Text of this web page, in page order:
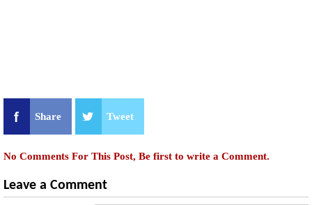
Share Tweet
No Comments For This Post, Be first to write a Comment.
Leave a Comment